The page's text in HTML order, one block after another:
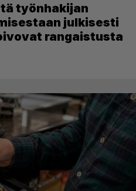
työnhakijan
julkisesti
rangaistusta